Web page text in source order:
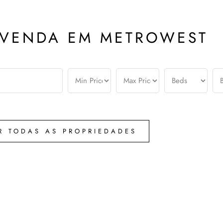
EM METROWEST
TODAS AS PROPRIEDADES